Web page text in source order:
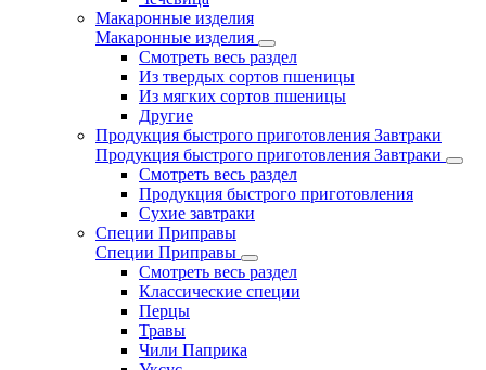
Макаронные изделия
Макаронные изделия
Смотреть весь раздел
Из твердых сортов пшеницы
Из мягких сортов пшеницы
Другие
Продукция быстрого приготовления Завтраки
Продукция быстрого приготовления Завтраки
Смотреть весь раздел
Продукция быстрого приготовления
Сухие завтраки
Специи Приправы
Специи Приправы
Смотреть весь раздел
Классические специи
Перцы
Травы
Чили Паприка